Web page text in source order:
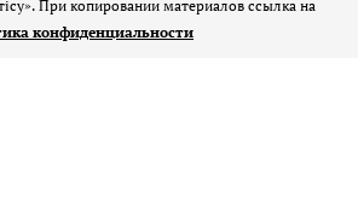
При копировании материалов ссылка на
конфиденциальности